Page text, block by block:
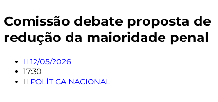
Comissão debate proposta de
redução da maioridade penal
12/05/2026
17:30
POLÍTICA NACIONAL